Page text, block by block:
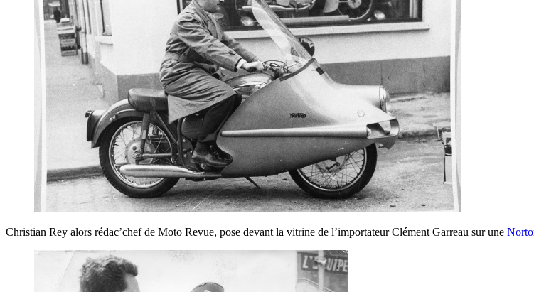
Christian Rey alors rédac’chef de Moto Revue, pose devant la vitrine de l’importateur Clément Garreau sur une